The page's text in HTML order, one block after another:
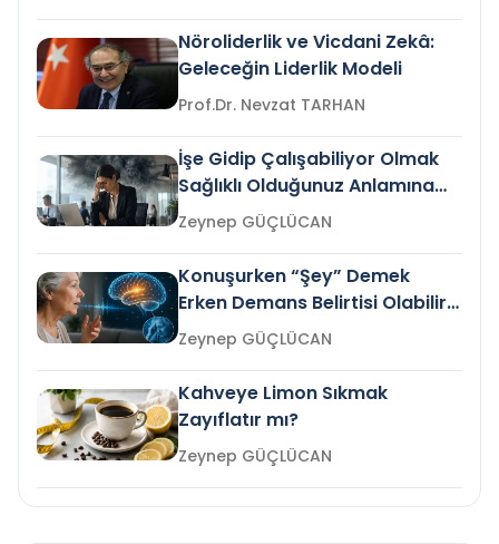
Nöroliderlik ve Vicdani Zekâ:
Geleceğin Liderlik Modeli
Prof.Dr. Nevzat TARHAN
İşe Gidip Çalışabiliyor Olmak
Sağlıklı Olduğunuz Anlamına
Gelir mi?Zeynep GÜÇLÜCAN
Konuşurken “Şey” Demek
Erken Demans Belirtisi Olabilir
mi?
Zeynep GÜÇLÜCAN
Kahveye Limon Sıkmak
Zayıflatır mı?
Zeynep GÜÇLÜCAN